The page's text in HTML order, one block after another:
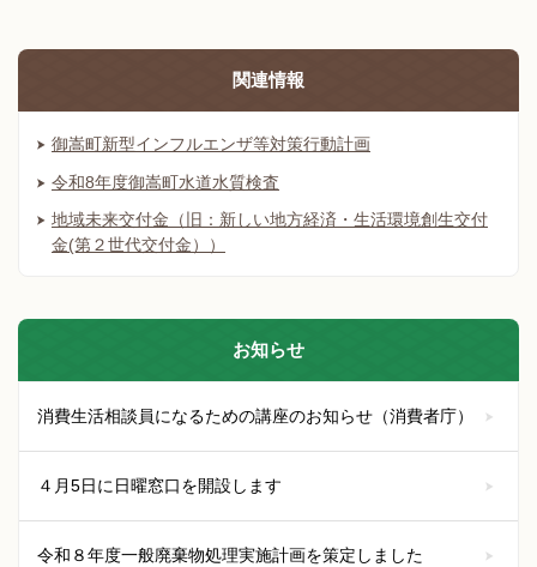
関連情報
御嵩町新型インフルエンザ等対策行動計画
令和8年度御嵩町水道水質検査
地域未来交付金（旧：新しい地方経済・生活環境創生交付
金(第２世代交付金））
お知らせ
消費生活相談員になるための講座のお知らせ（消費者庁）
４月5日に日曜窓口を開設します
令和８年度一般廃棄物処理実施計画を策定しました